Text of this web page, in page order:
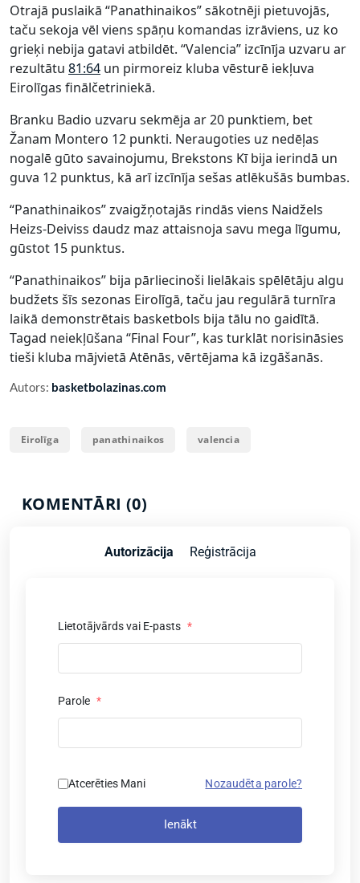
Otrajā puslaikā “Panathinaikos” sākotnēji pietuvojās,
taču sekoja vēl viens spāņu komandas izrāviens, uz ko
grieķi nebija gatavi atbildēt. “Valencia” izcīnīja uzvaru ar
rezultātu 81:64 un pirmoreiz kluba vēsturē iekļuva
Eirolīgas finālčetriniekā.
Branku Badio uzvaru sekmēja ar 20 punktiem, bet
Žanam Montero 12 punkti. Neraugoties uz nedēļas
nogalē gūto savainojumu, Brekstons Kī bija ierindā un
guva 12 punktus, kā arī izcīnīja sešas atlēkušās bumbas.
“Panathinaikos” zvaigžņotajās rindās viens Naidžels
Heizs-Deiviss daudz maz attaisnoja savu mega līgumu,
gūstot 15 punktus.
“Panathinaikos” bija pārliecinoši lielākais spēlētāju algu
budžets šīs sezonas Eirolīgā, taču jau regulārā turnīra
laikā demonstrētais basketbols bija tālu no gaidītā.
Tagad neiekļūšana “Final Four”, kas turklāt norisināsies
tieši kluba mājvietā Atēnās, vērtējama kā izgāšanās.
Autors: basketbolazinas.com
Eirolīga panathinaikos valencia
KOMENTĀRI (0)
Autorizācija Reģistrācija
Lietotājvārds vai E-pasts *
Parole *
Atcerēties Mani Nozaudēta parole?
Ienākt